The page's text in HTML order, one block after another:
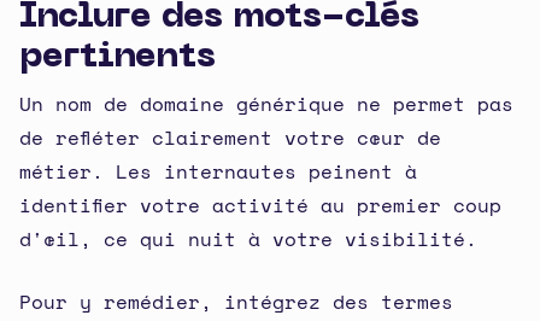
Inclure des mots-clés
pertinents
Un nom de domaine générique ne permet pas
de refléter clairement votre cœur de
métier. Les internautes peinent à
identifier votre activité au premier coup
d'œil, ce qui nuit à votre visibilité.
Pour y remédier, intégrez des termes